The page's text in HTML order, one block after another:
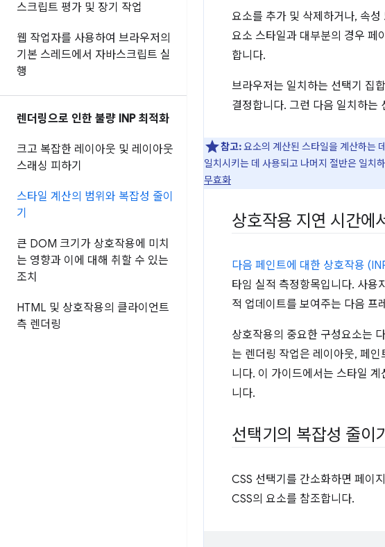
스크립트 평가 및 장기 작업
웹 작업자를 사용하여 브라우저의
기본 스레드에서 자바스크립트 실
행
렌더링으로 인한 불량 INP 최적화
크고 복잡한 레이아웃 및 레이아웃
스래싱 피하기
스타일 계산의 범위와 복잡성 줄이
기
큰 DOM 크기가 상호작용에 미치
는 영향과 이에 대해 취할 수 있는
조치
HTML 및 상호작용의 클라이언트
측 렌더링
요소를 추가 및 삭제하거나, 속
요소 스타일과 대부분의 경우 페
합니다.
브라우저는 일치하는 선택기 집
결정합니다. 그런 다음 일치하는
참고:요소의 계산된 스타일을 계산하는
일치시키는 데 사용되고 나머지 절반은 일
무효화
상호작용 지연 시간에
다음 페인트에 대한 상호작용
타임 실적 측정항목입니다. 사용
적 업데이트를 보여주는 다음 프
상호작용의 중요한 구성요소는
는 렌더링 작업은 레이아웃, 페
니다. 이 가이드에서는 스타일
니다.
선택기의 복잡성 줄이기
CSS 선택기를 간소화하면 페이
CSS의 요소를 참조합니다.